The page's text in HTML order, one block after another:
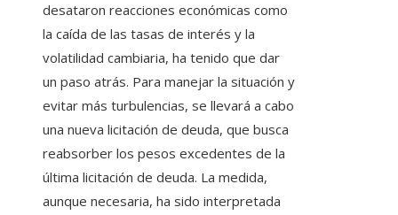
desataron reacciones económicas como
la caída de las tasas de interés y la
volatilidad cambiaria, ha tenido que dar
un paso atrás. Para manejar la situación y
evitar más turbulencias, se llevará a cabo
una nueva licitación de deuda, que busca
reabsorber los pesos excedentes de la
última licitación de deuda. La medida,
aunque necesaria, ha sido interpretada